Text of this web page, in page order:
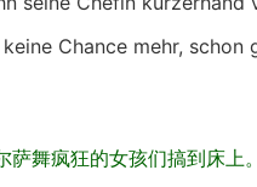
Chance mehr, schon
舞疯狂的女孩们搞到床上